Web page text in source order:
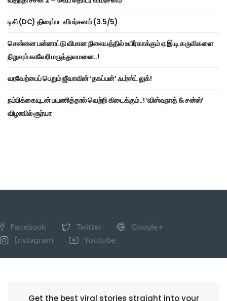
டிசி (DC) திரைப்பட விமர்சனம் (3.5/5)
சென்னை பன்னாட்டு விமான நிலையத்தில் உயிர்காக்கும் ஏ.இ.டி கருவிகளை
நிறுவும் காவேரி மருத்துவமனை..!
வரவேற்பைப் பெறும் ஜீவாவின் ‘தகப்பன்’ ஃபர்ஸ்ட் லுக்!
நம்பிக்கையுடன் பயணித்தால் வெற்றி கிடைக்கும்..! ‘விஸ்வநாத் & சன்ஸ்’
விழாவில் சூர்யா
Facebook Twitter
Google+
Instagram
Youtube
Get the best viral stories straight into your